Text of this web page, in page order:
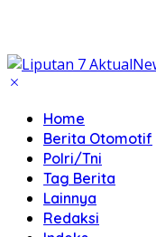
Home
Berita Otomotif
Polri/Tni
Tag Berita
Lainnya
Redaksi